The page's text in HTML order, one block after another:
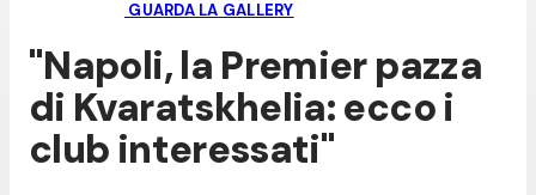
GUARDA LA GALLERY
"Napoli, la Premier pazza
di Kvaratskhelia: ecco i
club interessati"